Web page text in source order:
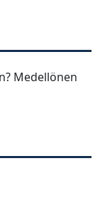
Medellönen